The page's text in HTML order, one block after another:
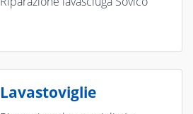
Lavastoviglie